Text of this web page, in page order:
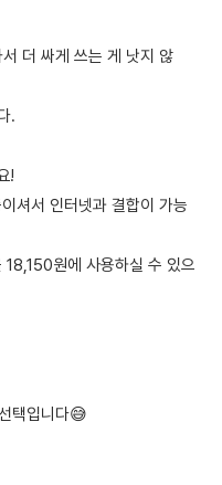
더 싸게 쓰는 게 낫지 않
.
!
셔서 인터넷과 결합이 가능
원에 사용하실 수 있으
택입니다😅